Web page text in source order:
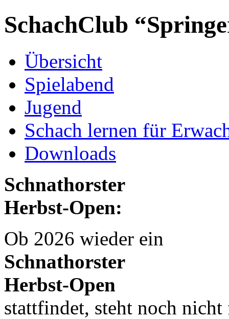
SchachClub
Übersicht
Spielabend
Jugend
Schach lernen für
Downloads
Schnathorster
Herbst-Open:
Ob 2026 wieder ein
Schnathorster
Herbst-Open
stattfindet, steht noch nicht